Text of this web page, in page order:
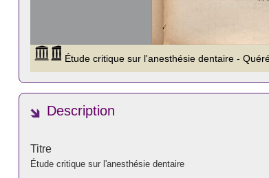
Description
Titre
Étude critique sur l'anesthésie dentaire